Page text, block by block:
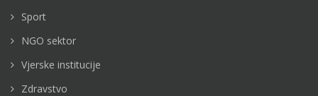
Sport
NGO sektor
Vjerske institucije
Zdravstvo